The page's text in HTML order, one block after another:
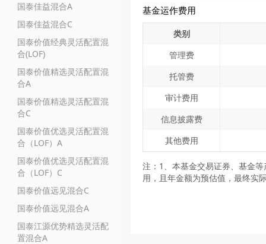
国泰佳益混合A
国泰佳益混合C
国泰价值经典灵活配置混
合(LOF)
国泰价值精选灵活配置混
合A
国泰价值精选灵活配置混
合C
国泰价值优选灵活配置混
合（LOF）A
国泰价值优选灵活配置混
合（LOF）C
国泰价值远见混合C
国泰价值远见混合A
国泰江源优势精选灵活配
置混合A
基金运作费用
类别
管理费
托管费
审计费用
信息披露费
其他费用
注：1、本基金交易证券、基金
用，且年金额为预估值，最终实